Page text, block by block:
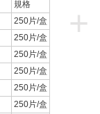
+
規格
250片/盒
250片/盒
250片/盒
250片/盒
250片/盒
250片/盒